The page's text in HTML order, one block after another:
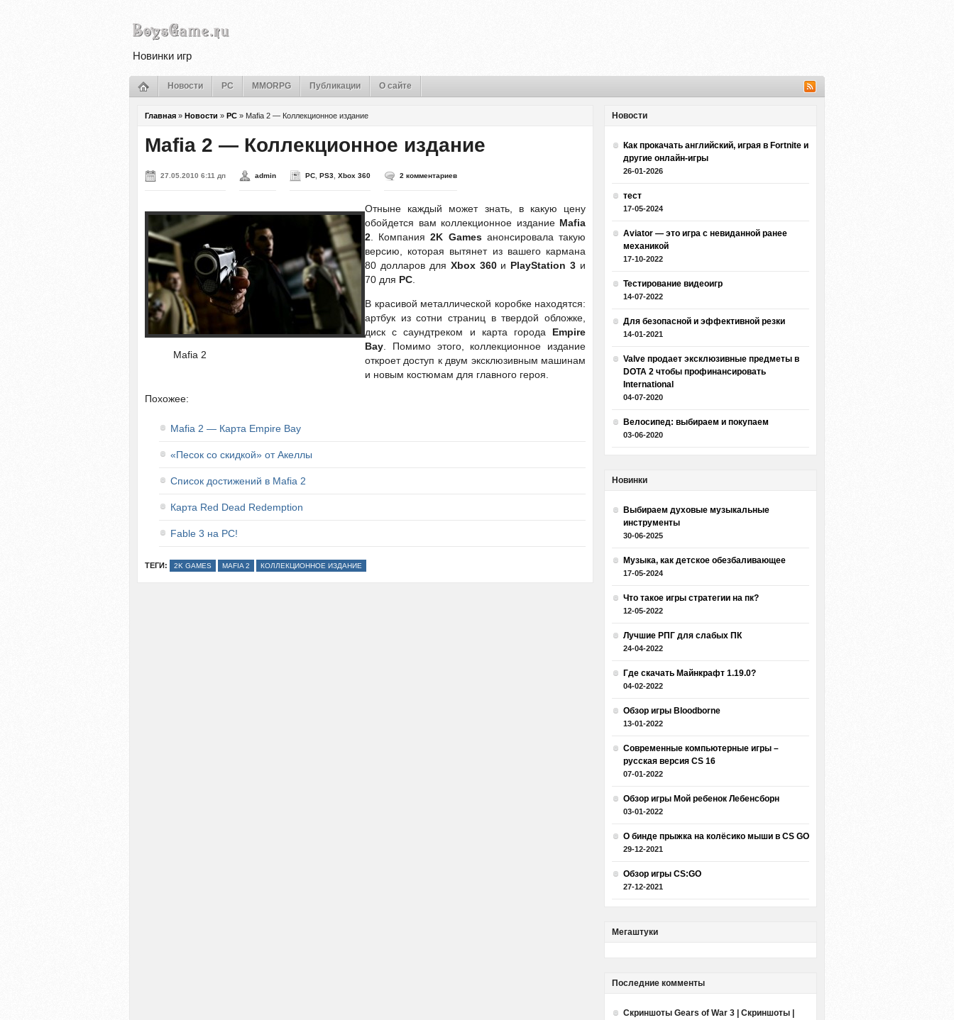
Новинки игр
Новости PC MMORPG Публикации О сайте
Главная » Новости » PC » Mafia 2 — Коллекционное издание
Mafia 2 — Коллекционное издание
27.05.2010 6:11 дп admin PC PS3 Xbox 360 2 комментариев
Mafia 2
Отныне каждый может знать, в какую цену
обойдется вам коллекционное издание Mafia
2 . Компания2K Gamesанонсировала такую
версию, которая вытянет из вашего кармана
80 долларов для Xbox 360и PlayStation 3 и
70 для PC
В красивой металлической коробке находятся:
артбук из сотни страниц в твердой обложке,
диск с саундтреком и карта города Empire
Bay . Помимо этого, коллекционное издание
откроет доступ к двум эксклюзивным машинам
и новым костюмам для главного героя.
Похожее:
Mafia 2 — Карта Empire Bay
«Песок со скидкой» от Акеллы
Список достижений в Mafia 2
Карта Red Dead Redemption
Fable 3 на PC!
ТЕГИ: 2K GAMES MAFIA 2 КОЛЛЕКЦИОННОЕ ИЗДАНИЕ
Новости
Как прокачать английский, играя в Fortnite и
другие онлайн-игры
26-01-2026
тест
17-05-2024
Aviator — это игра с невиданной ранее
механикой
17-10-2022
Тестирование видеоигр
14-07-2022
Для безопасной и эффективной резки
14-01-2021
Valve продает эксклюзивные предметы в
DOTA 2 чтобы профинансировать
International
04-07-2020
Велосипед: выбираем и покупаем
03-06-2020
Новинки
Выбираем духовые музыкальные
инструменты
30-06-2025
Музыка, как детское обезбаливающее
17-05-2024
Что такое игры стратегии на пк?
12-05-2022
Лучшие РПГ для слабых ПК
24-04-2022
Где скачать Майнкрафт 1.19.0?
04-02-2022
Обзор игры Bloodborne
13-01-2022
Современные компьютерные игры –
русская версия CS 16
07-01-2022
Обзор игры Мой ребенок Лебенсборн
03-01-2022
О бинде прыжка на колёсико мыши в CS GO
29-12-2021
Обзор игры CS:GO
27-12-2021
Мегаштуки
Последние комменты
Скриншоты Gears of War 3 | Скриншоты |